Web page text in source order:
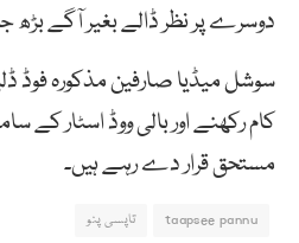
دوسرے پر نظر ڈالے بغیر آگے بڑھ
سوشل میڈیا صارفین مذکورہ فوڈ
کام رکھنے اور بالی ووڈ اسٹار کے
مستحق قرار دے رہے ہیں۔
taapsee pannu تاپسی پنو